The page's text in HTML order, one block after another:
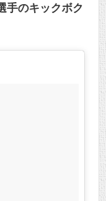
手のキックボク